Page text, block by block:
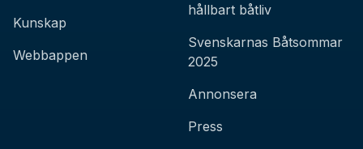
Kunskap
Webbappen
hållbart båtliv
Svenskarnas Båtsommar
2025
Annonsera
Press